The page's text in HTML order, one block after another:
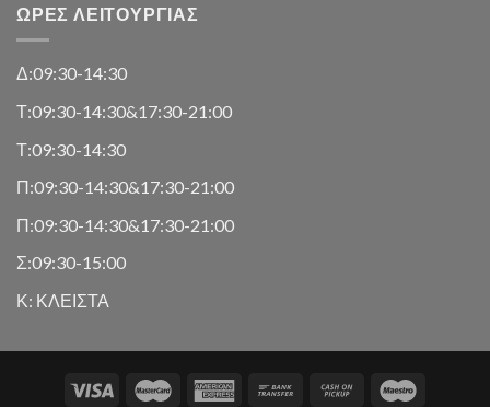
ΏΡΕΣ ΛΕΙΤΟΥΡΓΊΑΣ
Δ:09:30-14:30
Τ:09:30-14:30&17:30-21:00
Τ:09:30-14:30
Π:09:30-14:30&17:30-21:00
Π:09:30-14:30&17:30-21:00
Σ:09:30-15:00
Κ: ΚΛΕΙΣΤΑ